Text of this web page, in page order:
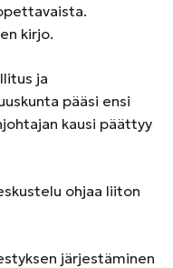
kirjo.
ja
pääsi ensi
kausi päättyy
ohjaa liiton
järjestäminen